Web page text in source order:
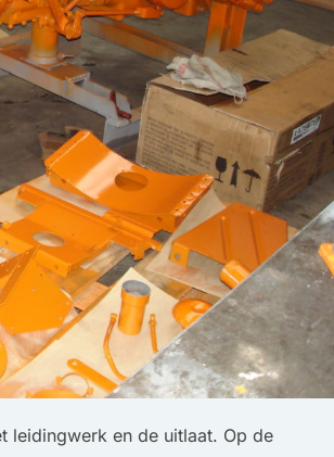
leidingwerk en de uitlaat. Op de